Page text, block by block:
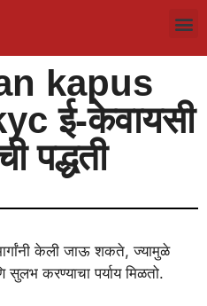
kapus
ई-केवायसी
पद्धती
केली जाऊ शकते, ज्यामुळे
करण्याचा पर्याय मिळतो.